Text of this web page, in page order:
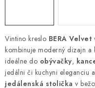
SKRIŇA NA TOPANKY
FAQ - NAJČASTEJŠIE
Všeobecné obchodné
Vintino kreslo BERA Velvet
kombinuje moderný dizajn a
ideálne do obývačky,
jedálni či kuchyni eleganciu
jedálenská stolička v